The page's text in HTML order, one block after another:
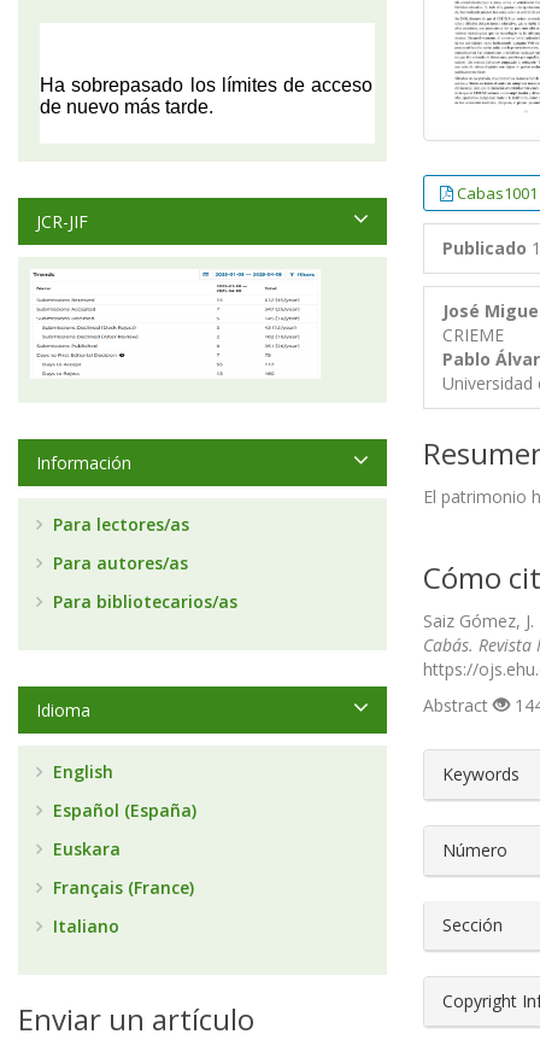
Cabas1001
Publicado
José
CRIEME
Pablo
Universidad
El patrimonio
Cómo
Saiz Gómez,
Cabás.
https://
Abstract
Keywords
Número
Sección
Copyright
JCR-JIF
Información
Para lectores/as
Para autores/as
Para bibliotecarios/as
Idioma
English
Español (España)
Euskara
Français (France)
Italiano
Enviar un artículo